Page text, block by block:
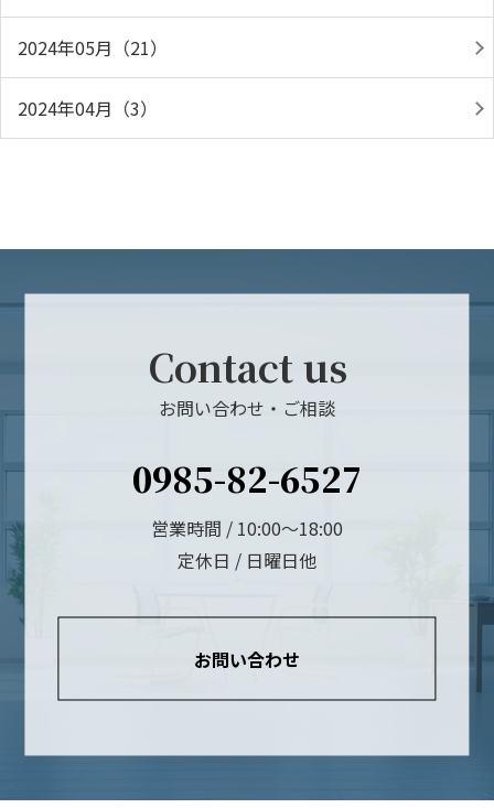
2024年05月（21）
2024年04月（3）
Contact us
お問い合わせ・ご相談
0985-82-6527
営業時間 / 10:00～18:00
定休日 / 日曜日他
お問い合わせ